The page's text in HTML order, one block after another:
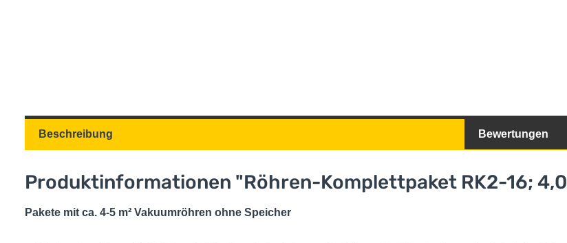
Beschreibung Bewertungen
Produktinformationen "Röhren-Komplettpaket RK2-16;
Pakete mit ca. 4-5 m² Vakuumröhren ohne Speicher